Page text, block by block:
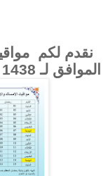
الموافق لـ 1438 هـ لولاية